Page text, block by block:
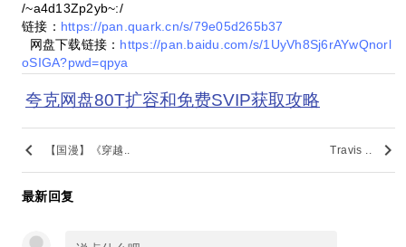
/~a4d13Zp2yb~:/
链接： https://pan.quark.cn/s/79e05d265b37
网盘下载链接： https://pan.baidu.com/s/1UyVh8Sj6rAYwQnorl
oSIGA?pwd=qpya
夸克网盘80T扩容和免费SVIP获取攻略
keyboard_arrow_left 【国漫】《穿越.. Travis .. keyboard_arrow_right
最新回复